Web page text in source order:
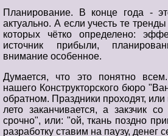
Планирование. В конце года -
актуально. А если учесть те
которых чётко определено:
источник прибыли,
внимание особенное.
Думается, что это понятно
нашего Конструкторского бюро
обратном. Праздники проходят, или
лето заканчивается, а закзчик
срочно", или: "ой, ткань поздно
разработку ставим на паузу, денег